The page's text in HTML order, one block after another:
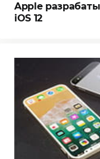
Apple
iOS 12